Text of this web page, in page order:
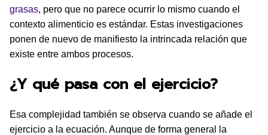
grasas, pero que no parece ocurrir lo mismo cuando el
contexto alimenticio es estándar. Estas investigaciones
ponen de nuevo de manifiesto la intrincada relación que
existe entre ambos procesos.
¿Y qué pasa con el ejercicio?
Esa complejidad también se observa cuando se añade el
ejercicio a la ecuación. Aunque de forma general la